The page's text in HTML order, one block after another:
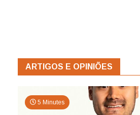
ARTIGOS E OPINIÕES
5 Minutes